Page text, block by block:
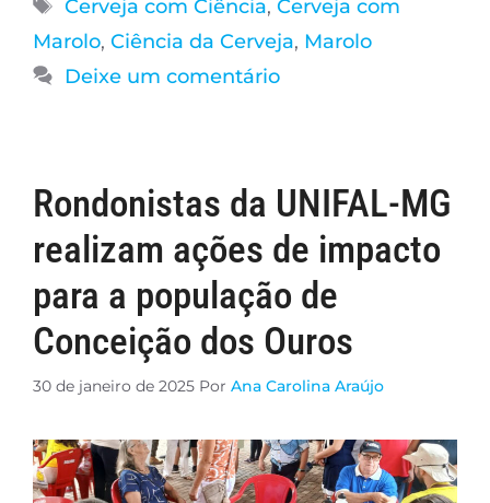
Cerveja com Ciência, Cerveja com
Marolo, Ciência da Cerveja, Marolo
Deixe um comentário
Rondonistas da UNIFAL-MG
realizam ações de impacto
para a população de
Conceição dos Ouros
30 de janeiro de 2025 Por Ana Carolina Araújo